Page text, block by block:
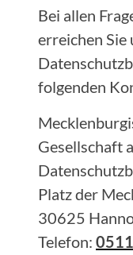
Bei allen
erreichen Sie
folgenden
Gesellschaft
Platz der
30625
Telefon: